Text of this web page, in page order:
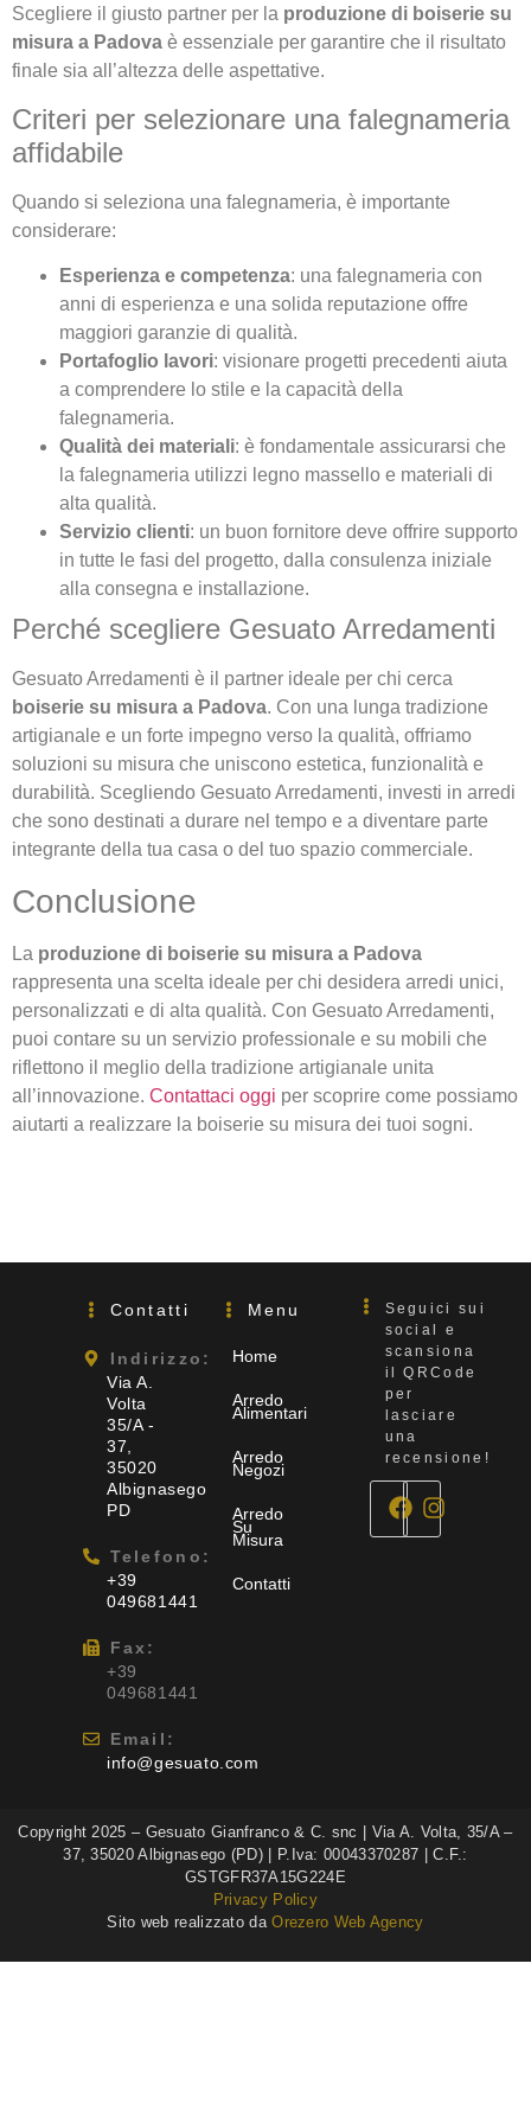
Scegliere il giusto partner per la produzione di boiserie su
misura a Padova è essenziale per garantire che il risultato
finale sia all’altezza delle aspettative.
Criteri per selezionare una falegnameria
affidabile
Quando si seleziona una falegnameria, è importante
considerare:
Esperienza e competenza: una falegnameria con
anni di esperienza e una solida reputazione offre
maggiori garanzie di qualità.
Portafoglio lavori: visionare progetti precedenti aiuta
a comprendere lo stile e la capacità della
falegnameria.
Qualità dei materiali: è fondamentale assicurarsi che
la falegnameria utilizzi legno massello e materiali di
alta qualità.
Servizio clienti: un buon fornitore deve offrire supporto
in tutte le fasi del progetto, dalla consulenza iniziale
alla consegna e installazione.
Perché scegliere Gesuato Arredamenti
Gesuato Arredamenti è il partner ideale per chi cerca
boiserie su misura a Padova. Con una lunga tradizione
artigianale e un forte impegno verso la qualità, offriamo
soluzioni su misura che uniscono estetica, funzionalità e
durabilità. Scegliendo Gesuato Arredamenti, investi in arredi
che sono destinati a durare nel tempo e a diventare parte
integrante della tua casa o del tuo spazio commerciale.
Conclusione
La produzione di boiserie su misura a Padova
rappresenta una scelta ideale per chi desidera arredi unici,
personalizzati e di alta qualità. Con Gesuato Arredamenti,
puoi contare su un servizio professionale e su mobili che
riflettono il meglio della tradizione artigianale unita
all’innovazione. Contattaci oggi per scoprire come possiamo
aiutarti a realizzare la boiserie su misura dei tuoi sogni.
Contatti
Indirizzo:
Via A.
Volta
35/A -
37,
35020
Albignasego
PD
Telefono:
+39
049681441
Fax:
+39
049681441
Email:
info@gesuato.com
Menu
Home
Arredo
Alimentari
Arredo
Negozi
Arredo
Su
Misura
Contatti
Seguici sui
social e
scansiona
il QRCode
per
lasciare
una
recensione!
Copyright 2025 – Gesuato Gianfranco & C. snc | Via A. Volta, 35/A –
37, 35020 Albignasego (PD) | P.Iva: 00043370287 | C.F.:
GSTGFR37A15G224E
Privacy Policy
Sito web realizzato daOrezero Web Agency